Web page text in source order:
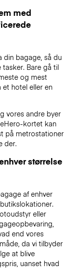
med
din bagage, så du
Bare gå til
og mest
hotel eller en
vores andre byer
kortet kan
på metrostationer
der.
størrelse
af enhver
eller
end vores
da vi tilbyder
at blive
uanset hvad